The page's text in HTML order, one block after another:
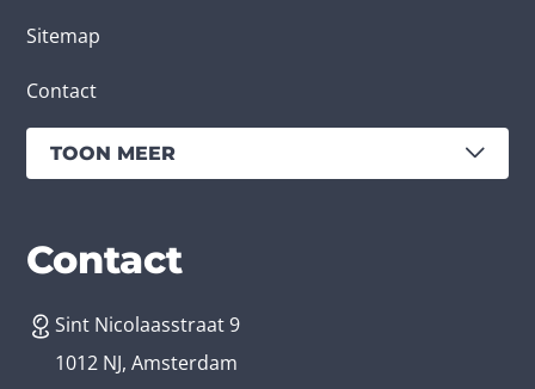
Sitemap
Contact
TOON MEER
Diensten
App laten maken
Branches
Bedrijfsapp
Contact
Sint Nicolaasstraat 9
1012 NJ, Amsterdam